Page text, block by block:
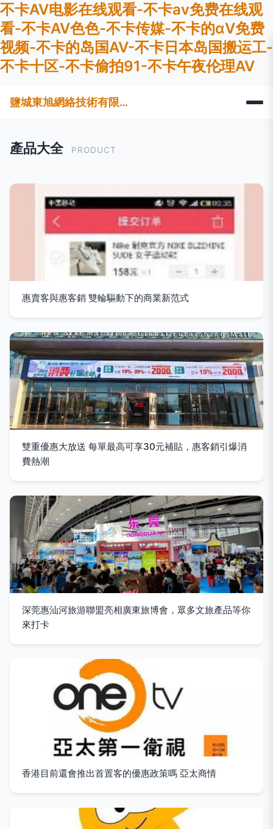
不卡AV电影在线观看-不卡av免费在线观
看-不卡AV色色-不卡传媒-不卡的αV免费
视频-不卡的岛国AV-不卡日本岛国搬运工-
不卡十区-不卡偷拍91-不卡午夜伦理AV
鹽城東旭網絡技術有限公司
產品大全 PRODUCT
惠賣客與惠客銷 雙輪驅動下的商業新范式
雙重優惠大放送 每單最高可享30元補貼，惠客銷引爆消
費熱潮
深莞惠汕河旅游聯盟亮相廣東旅博會，眾多文旅產品等你
來打卡
香港目前還會推出首置客的優惠政策嗎 亞太商情